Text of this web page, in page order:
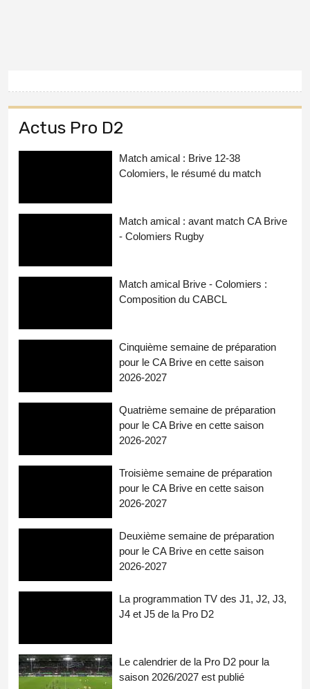
Actus Pro D2
Match amical : Brive 12-38
Colomiers, le résumé du match
Match amical : avant match CA Brive
- Colomiers Rugby
Match amical Brive - Colomiers :
Composition du CABCL
Cinquième semaine de préparation
pour le CA Brive en cette saison
2026-2027
Quatrième semaine de préparation
pour le CA Brive en cette saison
2026-2027
Troisième semaine de préparation
pour le CA Brive en cette saison
2026-2027
Deuxième semaine de préparation
pour le CA Brive en cette saison
2026-2027
La programmation TV des J1, J2, J3,
J4 et J5 de la Pro D2
Le calendrier de la Pro D2 pour la
saison 2026/2027 est publié